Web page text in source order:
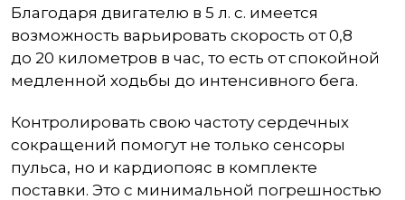
Благодаря двигателю в 5 л. с. имеется
возможность варьировать скорость от 0,8
до 20 километров в час, то есть от спокойной
медленной ходьбы до интенсивного бега.
Контролировать свою частоту сердечных
сокращений помогут не только сенсоры
пульса, но и кардиопояс в комплекте
поставки. Это с минимальной погрешностью